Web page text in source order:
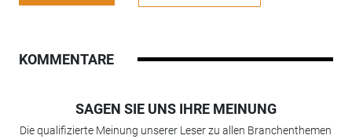
KOMMENTARE
SAGEN SIE UNS IHRE MEINUNG
Die qualifizierte Meinung unserer Leser zu allen Branchenthemen